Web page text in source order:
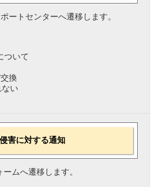
ートセンターへ遷移します。
ついて
換
ない
害に対する通知
ームへ遷移します。